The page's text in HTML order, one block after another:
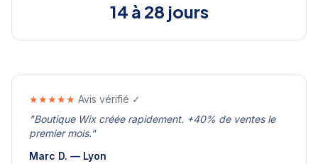
14 à 28 jours
★★★★★ Avis vérifié ✓
"Boutique Wix créée rapidement. +40% de ventes le
premier mois."
Marc D. — Lyon